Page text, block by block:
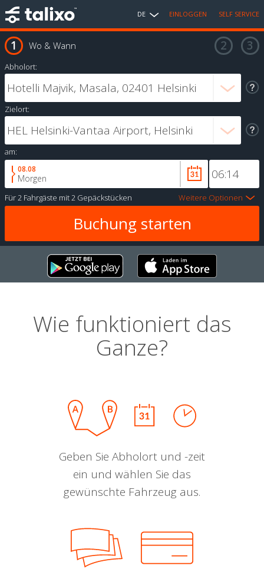
DE EINLOGGEN SELF SERVICE
Wo & Wann
Abholort:
Zielort:
am:
08.08
Morgen
Für2 Fahrgäste mit2 Gepäckstücken Weitere Optionen
Wie funktioniert das
Ganze?
Geben Sie Abholort und -zeit
ein und wählen Sie das
gewünschte Fahrzeug aus.